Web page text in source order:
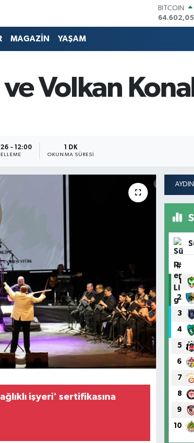
DOLAR
47,6006
EURO
BİST100
13.768
MAGAZİN YAŞAM
Volkan
- 12:00 1 DK
OKUNMA SÜRESI
işyeri' sertifikasına
#
1
2
3
4
5
6
7
8
9
10